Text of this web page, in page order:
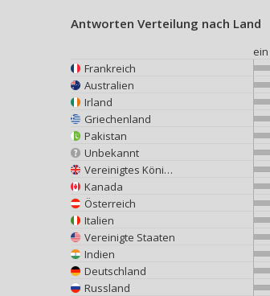
Antworten Verteilung nach Land
Frankreich
Australien
Irland
Griechenland
Pakistan
Unbekannt
Vereinigtes Königreich
Kanada
Österreich
Italien
Vereinigte Staaten
Indien
Deutschland
Russland